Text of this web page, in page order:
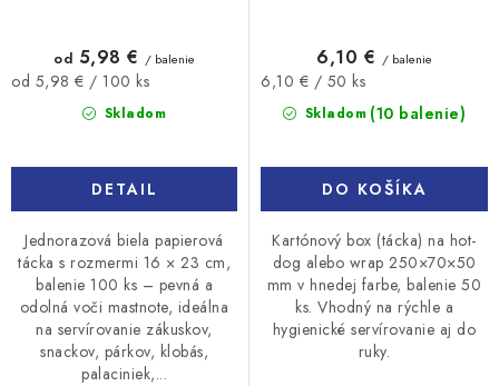
Skladom
od 5,98 € / balenie
Jednotková
od 5,98 € / 100 ks
DETAIL
Jednorazová biela papierová
tácka s rozmermi 16 × 23 cm,
balenie 100 ks – pevná a
odolná voči mastnote, ideálna
na servírovanie zákuskov,
snackov, párkov, klobás,
palaciniek,...
Skladom (10 balenie)
6,10 € / balenie
Jednotková
cena:
6,10 € / 50 ks
DO KOŠÍKA
Kartónový box (tácka) na hot-
dog alebo wrap 250×70×50
mm v hnedej farbe, balenie 50
ks. Vhodný na rýchle a
hygienické servírovanie aj do
ruky.